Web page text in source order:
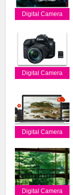
Digital Camera
Digital Camera
Digital Camera
Digital Camera